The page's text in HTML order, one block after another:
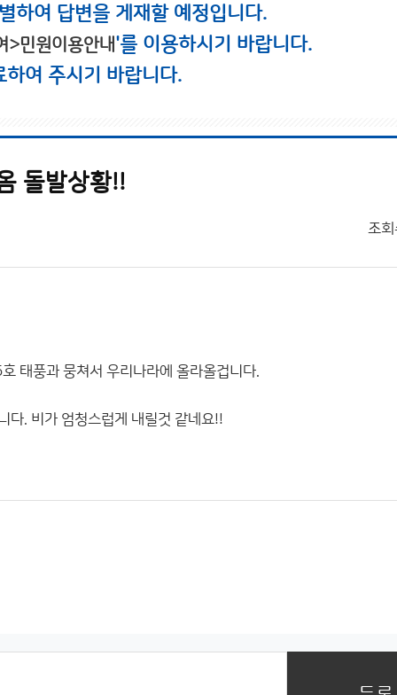
하여 답변을 게재할 예정입니다.
>민원이용안내'를 이용하시기 바랍니다.
여 주시기 바랍니다.
돌발상황!!
조회
태풍과 뭉쳐서 우리나라에 올라올겁니다.
. 비가 엄청스럽게 내릴것 같네요!!